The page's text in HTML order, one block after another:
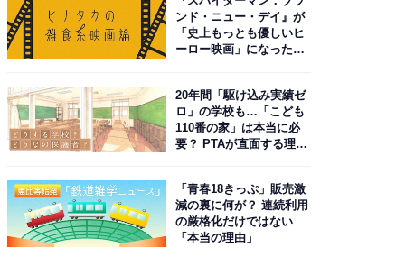
ンド・ニュー・デイ』が
「史上もっとも優しいヒ
ーロー映画」になった理
20年間「駆け込み実績ゼ
ロ」の学校も…「こども
110番の家」は本当に必
要？ PTAが直面する理想
「青春18きっぷ」販売激
減の裏に何が？ 連続利用
の厳格化だけではない
「本当の理由」